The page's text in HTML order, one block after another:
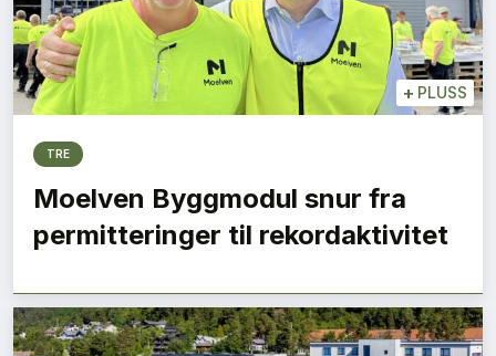
+ PLUSS
TRE
Moelven Byggmodul snur fra
permitteringer til rekordaktivitet